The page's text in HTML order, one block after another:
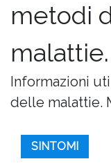
metodi
malattie.
Informazioni
delle malattie.
SINTOMI